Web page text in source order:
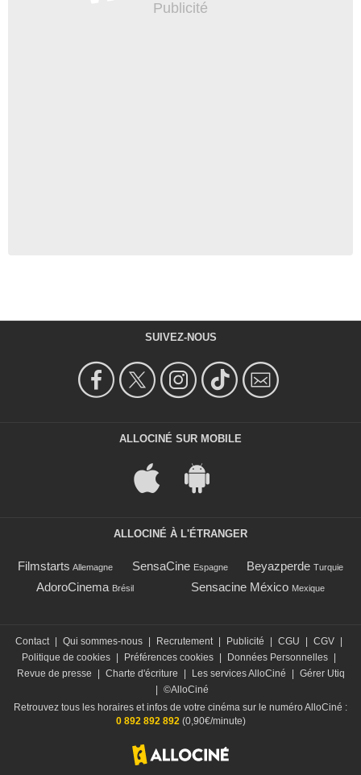
SUIVEZ-NOUS
ALLOCINÉ SUR MOBILE
ALLOCINÉ À L'ÉTRANGER
Filmstarts Allemagne SensaCine Espagne Beyazperde Turquie
AdoroCinema Brésil Sensacine México Mexique
Contact Qui sommes-nous Recrutement Publicité CGU CGV
Politique de cookies
Préférences cookies Données Personnelles
Revue de presse
Charte d'écriture Les services AlloCiné
Gérer Utiq
©AlloCiné
Retrouvez tous les horaires et infos de votre cinéma sur le numéro AlloCiné :
0 892 892 892(0,90€/minute)